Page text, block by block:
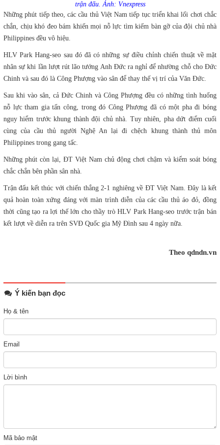
trận đấu. Ảnh: Vnexpress
Những phút tiếp theo, các cầu thủ Việt Nam tiếp tục triển khai lối chơi chắc
chắn, chịu khó đeo bám khiến mọi nỗ lực tìm kiếm bàn gỡ của đội chủ nhà
Philippines đều vô hiệu.
HLV Park Hang-seo sau đó đã có những sự điều chỉnh chiến thuật về mặt
nhân sự khi lần lượt rút lão tướng Anh Đức ra nghỉ để nhường chỗ cho Đức
Chinh và sau đó là Công Phượng vào sân để thay thế vị trí của Văn Đức.
Sau khi vào sân, cả Đức Chinh và Công Phượng đều có những tình huống
nỗ lực tham gia tấn công, trong đó Công Phượng đã có một pha đi bóng
nguy hiểm trước khung thành đội chủ nhà. Tuy nhiên, pha dứt điểm cuối
cùng của cầu thủ người Nghệ An lại đi chệch khung thành thủ môn
Philippines trong gang tấc.
Những phút còn lại, ĐT Việt Nam chủ động chơi chậm và kiểm soát bóng
chắc chắn bên phần sân nhà.
Trận đấu kết thúc với chiến thắng 2-1 nghiêng về ĐT Việt Nam. Đây là kết
quả hoàn toàn xứng đáng với màn trình diễn của các cầu thủ áo đỏ, đồng
thời cũng tạo ra lợi thế lớn cho thầy trò HLV Park Hang-seo trước trận bán
kết lượt về diễn ra trên SVĐ Quốc gia Mỹ Đình sau 4 ngày nữa.
Theo qdndn.vn
Ý kiến bạn đọc
Họ & tên
Email
Lời bình
Mã bảo mật